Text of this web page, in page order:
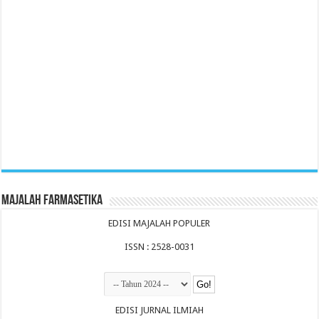
Majalah Farmasetika
EDISI MAJALAH POPULER
ISSN : 2528-0031
EDISI JURNAL ILMIAH